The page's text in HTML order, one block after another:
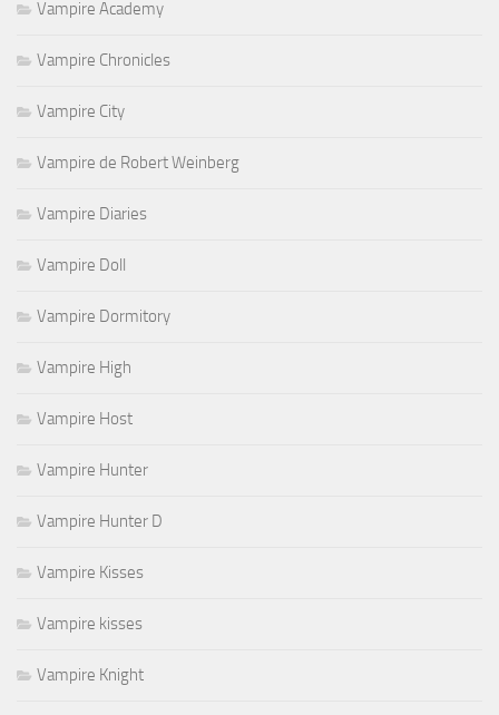
Vampire Academy
Vampire Chronicles
Vampire City
Vampire de Robert Weinberg
Vampire Diaries
Vampire Doll
Vampire Dormitory
Vampire High
Vampire Host
Vampire Hunter
Vampire Hunter D
Vampire Kisses
Vampire kisses
Vampire Knight